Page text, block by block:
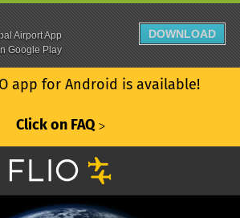
app for Android is available!
Click on FAQ ᐳ
Airport App
Google Play
DOWNLOAD